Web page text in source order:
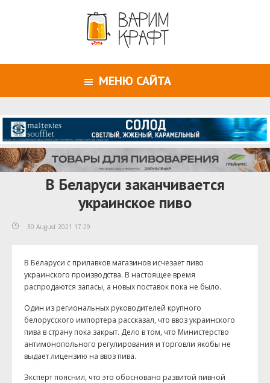
МЕНЮ САЙТА
В Беларуси заканчивается
украинское пиво
30 August 2021 17:29
В Беларуси с прилавков магазинов исчезает пиво
украинского производства. В настоящее время
распродаются запасы, а новых поставок пока не было.
Один из региональных руководителей крупного
белорусского импортера рассказал, что ввоз украинского
пива в страну пока закрыт. Дело в том, что Министерство
антимонопольного регулирования и торговли якобы не
выдает лицензию на ввоз пива.
Эксперт пояснил, что это обосновано развитой пивной